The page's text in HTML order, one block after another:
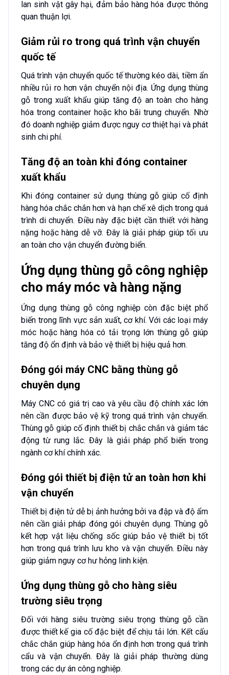
lan sinh vật gây hại, đảm bảo hàng hóa được thông
quan thuận lợi.
Giảm rủi ro trong quá trình vận chuyển
quốc tế
Quá trình vận chuyển quốc tế thường kéo dài, tiềm ẩn
nhiều rủi ro hơn vận chuyển nội địa. Ứng dụng thùng
gỗ trong xuất khẩu giúp tăng độ an toàn cho hàng
hóa trong container hoặc kho bãi trung chuyển. Nhờ
đó doanh nghiệp giảm được nguy cơ thiệt hại và phát
sinh chi phí.
Tăng độ an toàn khi đóng container
xuất khẩu
Khi đóng container sử dụng thùng gỗ giúp cố định
hàng hóa chắc chắn hơn và hạn chế xê dịch trong quá
trình di chuyển. Điều này đặc biệt cần thiết với hàng
nặng hoặc hàng dễ vỡ. Đây là giải pháp giúp tối ưu
an toàn cho vận chuyển đường biển.
Ứng dụng thùng gỗ công nghiệp
cho máy móc và hàng nặng
Ứng dụng thùng gỗ công nghiệp còn đặc biệt phổ
biến trong lĩnh vực sản xuất, cơ khí. Với các loại máy
móc hoặc hàng hóa có tải trọng lớn thùng gỗ giúp
tăng độ ổn định và bảo vệ thiết bị hiệu quả hơn.
Đóng gói máy CNC bằng thùng gỗ
chuyên dụng
Máy CNC có giá trị cao và yêu cầu độ chính xác lớn
nên cần được bảo vệ kỹ trong quá trình vận chuyển.
Thùng gỗ giúp cố định thiết bị chắc chắn và giảm tác
động từ rung lắc. Đây là giải pháp phổ biến trong
ngành cơ khí chính xác.
Đóng gói thiết bị điện tử an toàn hơn khi
vận chuyển
Thiết bị điện tử dễ bị ảnh hưởng bởi va đập và độ ẩm
nên cần giải pháp đóng gói chuyên dụng. Thùng gỗ
kết hợp vật liệu chống sốc giúp bảo vệ thiết bị tốt
hơn trong quá trình lưu kho và vận chuyển. Điều này
giúp giảm nguy cơ hư hỏng linh kiện.
Ứng dụng thùng gỗ cho hàng siêu
trường siêu trọng
Đối với hàng siêu trường siêu trọng thùng gỗ cần
được thiết kế gia cố đặc biệt để chịu tải lớn. Kết cấu
chắc chắn giúp hàng hóa ổn định hơn trong quá trình
cẩu và vận chuyển. Đây là giải pháp thường dùng
trong các dự án công nghiệp.